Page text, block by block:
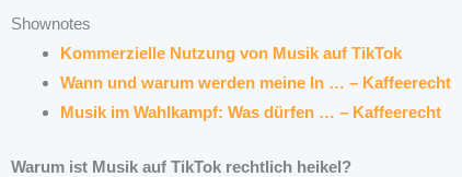
Shownotes
Kommerzielle Nutzung von Musik auf TikTok
Wann und warum werden meine In … – Kaffeerecht
Musik im Wahlkampf: Was dürfen … – Kaffeerecht
Warum ist Musik auf TikTok rechtlich heikel?